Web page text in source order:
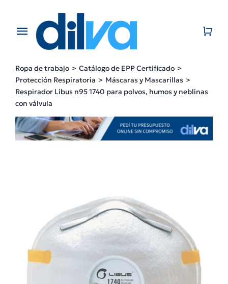
contentToggle
EMPRESA
PRODUCTOS
Ropa de trabajo
Catálogo de EPP Certificado
Protección Respiratoria
Máscaras y Mascarillas
Respirador Libus n95 1740 para polvos, humos y neblinas
con válvula